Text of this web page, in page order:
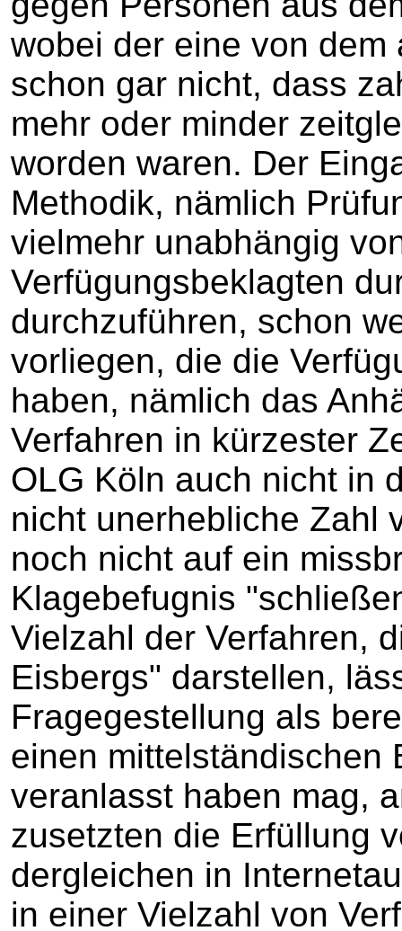
wobei der eine von
schon gar nicht, dass
mehr oder minder
worden waren. Der
Methodik, nämlich
vielmehr unabhängig
Verfügungsbeklagten
durchzuführen, schon
vorliegen, die die
haben, nämlich das
Verfahren in kürzester
OLG Köln auch nicht in
nicht unerhebliche Zahl
noch nicht auf ein
Klagebefugnis
Vielzahl der Verfahren,
Eisbergs" darstellen,
Fragegestellung als
einen mittelständischen
veranlasst haben mag,
zusetzten die Erfüllung
dergleichen in
in einer Vielzahl von